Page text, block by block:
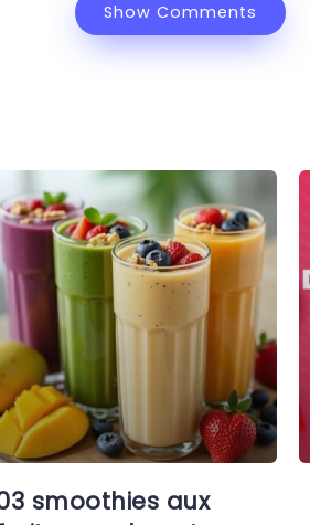
Show Comments
smoothies aux